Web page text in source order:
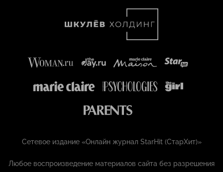
Сетевое издание «Онлайн журнал StarHit (СтарХит)»
Любое воспроизведение материалов сайта без разрешения